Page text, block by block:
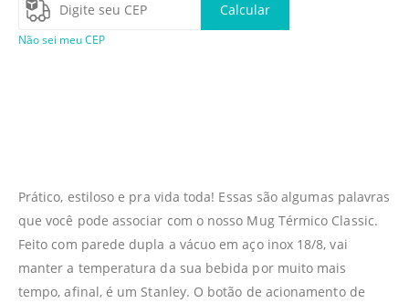
Calcular
Não sei meu CEP
Prático, estiloso e pra vida toda! Essas são algumas palavras
que você pode associar com o nosso Mug Térmico Classic.
Feito com parede dupla a vácuo em aço inox 18/8, vai
manter a temperatura da sua bebida por muito mais
tempo, afinal, é um Stanley. O botão de acionamento de